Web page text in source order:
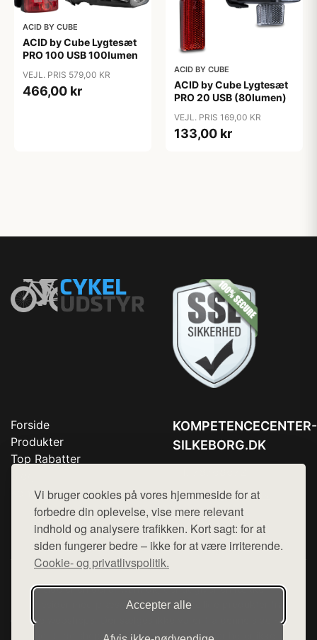
Vi bruger cookies på vores hjemmeside for at
forbedre din oplevelse, vise mere relevant
indhold og analysere trafikken. Kort sagt: for at
siden fungerer bedre – ikke for at være irriterende.
Cookie- og privatlivspolitik.
Accepter alle
ACID BY CUBE
ACID by Cube Lygtesæt
PRO 100 USB 100lumen
VEJL. PRIS 579,00 KR
466,00 kr
ACID BY CUBE
ACID by Cube Lygtesæt
PRO 20 USB (80lumen)
VEJL. PRIS 169,00 KR
133,00 kr
Forside
Produkter
Top Rabatter
Kontakt
KOMPETENCECENTER-
SILKEBORG.DK
Mail:hej@want.dk
Cookie- og privatlivspolitik
Denne side er en del af want.dk, der udgiver en række
hjemmesider med præsentation af forskellige produkter fra
diverse webshops. Der sælges ikke varer fra denne side - vi
henviser til de shops, som sælger varen. Vi har heller ikke